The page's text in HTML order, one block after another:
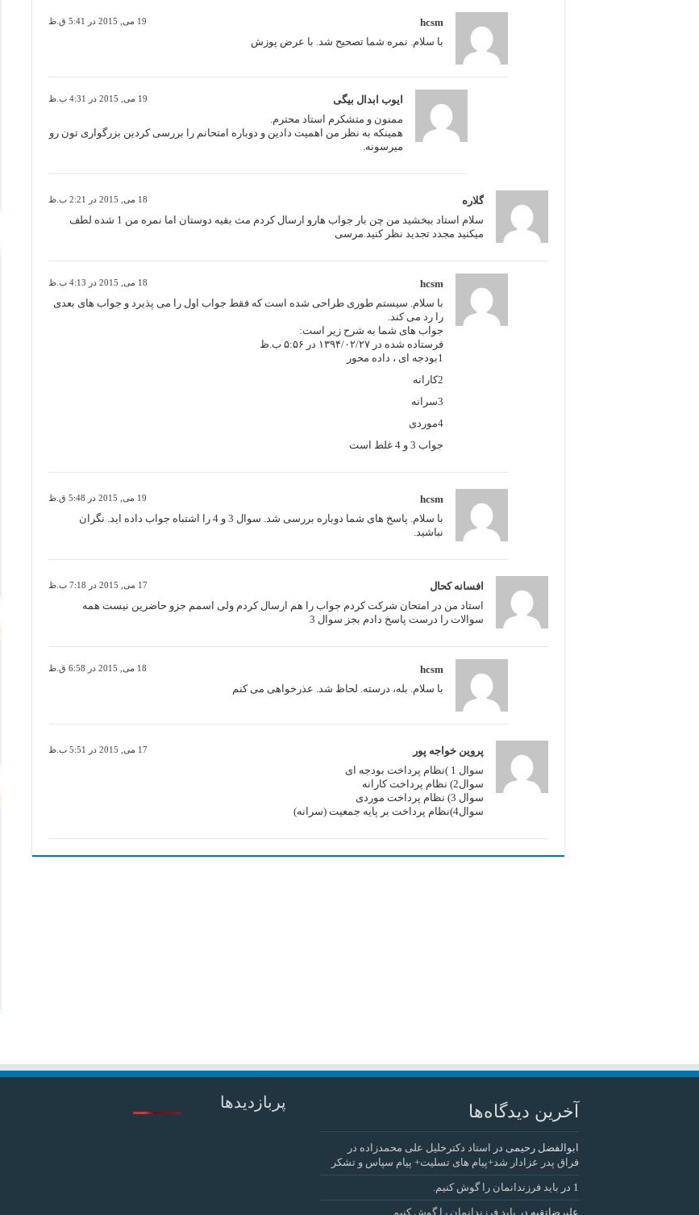
hcsm 19 می, 2015 در 5:41 ق.ظ
با سلام. نمره شما تصحیح شد. با عرض پوزش
ایوب ابدال بیگی 19 می, 2015 در 4:31 ب.ظ
ممنون و متشکرم استاد محترم.
همینکه به نظر من اهمیت دادین و دوباره امتحانم را بررسی کردین بزرگواری تون رو
میرسونه.
گلاره 18 می, 2015 در 2:21 ب.ظ
سلام استاد ببخشید من چن بار جواب هارو ارسال کردم مث بقیه دوستان اما نمره من 1 شده لطف
میکنید مجدد تجدید نظر کنید.مرسی
hcsm 18 می, 2015 در 4:13 ب.ظ
با سلام. سیستم طوری طراحی شده است که فقط جواب اول را می پذیرد و جواب های بعدی
را رد می کند.
جواب های شما به شرح زیر است:
فرستاده شده در ۱۳۹۴/۰۲/۲۷ در ۵:۵۶ ب.ظ
1بودجه ای ، داده محور
2کارانه
3سرانه
4موردی
جواب 3 و 4 غلط است
hcsm 19 می, 2015 در 5:48 ق.ظ
با سلام. پاسخ های شما دوباره بررسی شد. سوال 3 و 4 را اشتباه جواب داده اید. نگران
نباشید.
افسانه کحال 17 می, 2015 در 7:18 ب.ظ
استاد من در امتحان شرکت کردم جواب را هم ارسال کردم ولی اسمم جزو حاضرین نیست همه
سوالات را درست پاسخ دادم بجز سوال 3
hcsm 18 می, 2015 در 6:58 ق.ظ
با سلام. بله، درسته. لحاظ شد. عذرخواهی می کنم
پروین خواجه پور 17 می, 2015 در 5:51 ب.ظ
سوال 1 )نظام پرداخت بودجه ای
سوال2) نظام پرداخت کارانه
سوال 3) نظام پرداخت موردی
سوال4)نظام پرداخت بر پایه جمعیت (سرانه)
آخرین دیدگاه‌ها
ابوالفضل رحیمی در
استاد دکترخلیل علی محمدزاده در
فراق پدر عزادار شد+پیام های تسلیت+ پیام سپاس و تشکر
1 در باید فرزندانمان را گوش کنیم.
علیرضاتقیه در باید فرزندانمان را گوش کنیم.
پربازدیدها